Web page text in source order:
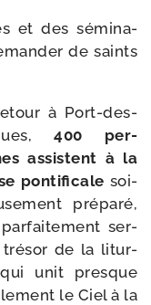
et des sémi­na­
de saints
à Port-​des-​
400 per­
assistent à la
pon­ti­fi­cale soi­
pré­pa­ré,
ser­
tré­sor de la litur­
unit presque
le Ciel à la